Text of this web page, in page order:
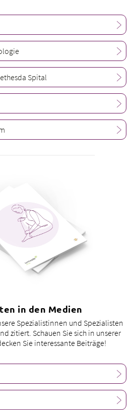
Spital
in den Medien
Spezialistinnen und Spezialisten
zitiert. Schauen Sie sich in unserer
Sie interessante Beiträge!